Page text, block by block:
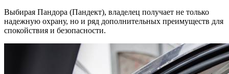
Выбирая Пандора (Пандект), владелец получает не только
надежную охрану, но и ряд дополнительных преимуществ для
спокойствия и безопасности.